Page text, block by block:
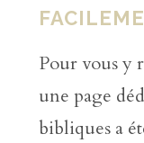
Pour vous y
une page
bibliques a